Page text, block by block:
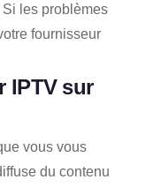
les problèmes
fournisseur
IPTV sur
vous vous
du contenu